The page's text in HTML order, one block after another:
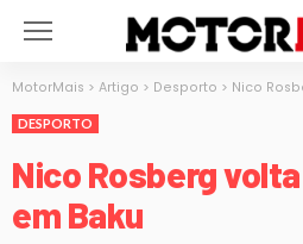
MotorMais > Artigo > Desporto > Nico
DESPORTO
Nico Rosberg
em Baku